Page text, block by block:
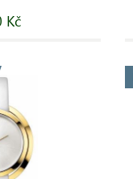
Kč